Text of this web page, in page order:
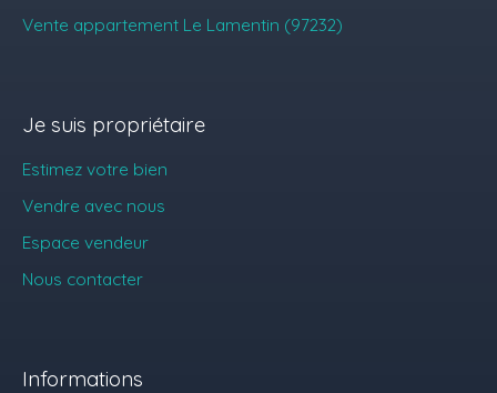
Vente appartement Le Lamentin (97232)
Je suis propriétaire
Estimez votre bien
Vendre avec nous
Espace vendeur
Nous contacter
Informations